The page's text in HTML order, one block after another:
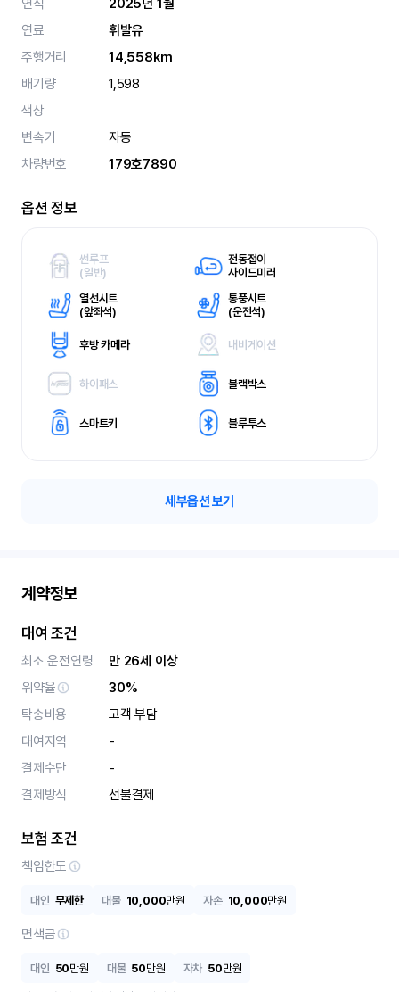
연식
2025년 1월
연료
휘발유
주행거리
14,558km
배기량
1,598
색상
변속기
자동
차량번호
179호7890
옵션 정보
썬루프
(일반)
전동접이
사이드미러
열선시트
(앞좌석)
통풍시트
(운전석)
후방 카메라 내비게이션
하이패스 블랙박스
스마트키 블루투스
세부옵션 보기
계약정보
대여 조건
최소 운전연령
만 26세 이상
위약율
30%
탁송비용
고객 부담
대여지역
-
결제수단
-
결제방식
선불결제
보험 조건
책임한도
대인 무제한 대물 10,000만원 자손 10,000만원
면책금
대인 50만원 대물 50만원 자차 50만원